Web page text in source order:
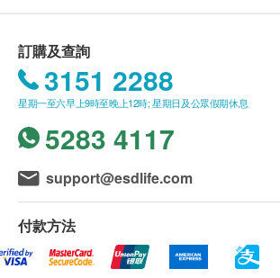
客戶必須於預約當天出示身份證及
認身份。
訂購之身體檢查計劃或疫苗計劃有
戶必須於6個月內 (由確認付款日期
檢查，逾期作廢。
訂購一經確認，不設退款。
進行身體檢查後，一般情況下，可
發出身體檢查報告。
報告獲取方式：電子報告（關注深
院小程式獲取或發送至您的郵箱）
訂購及查詢
3151 2288
星期一至六早上9時至晚上12時; 星期日及公眾假期休息
5283 4117
support@esdlife.com
付款方法